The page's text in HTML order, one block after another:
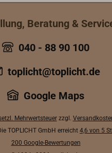
Beratung &
040 - 88 90 100
toplicht@toplicht.de
Google Maps
Mehrwertsteuerzzgl.
TOPLICHT GmbH erreicht 4,6 von 5
200 Google-Bewertungen